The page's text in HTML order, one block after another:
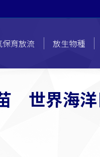
育放流 放生物種
世界海